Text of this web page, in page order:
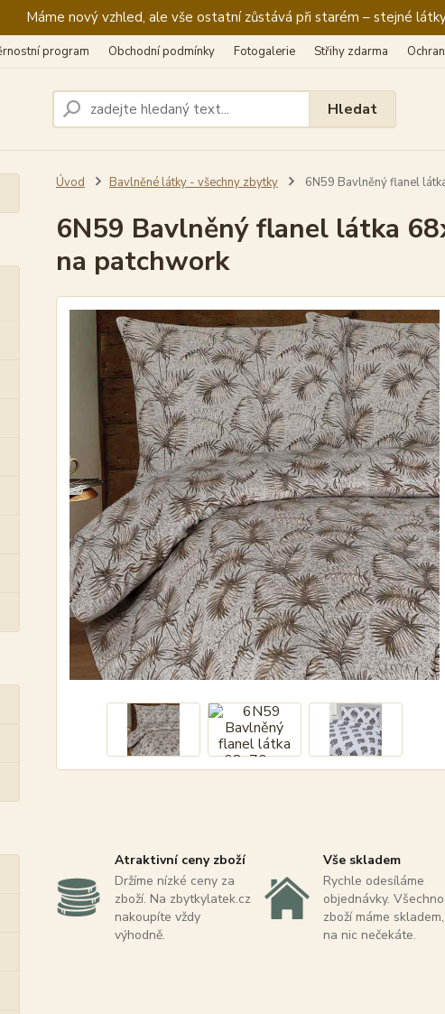
Máme nový vzhled, ale vše ostatní zůstává při starém – stejné
program Obchodní podmínky Fotogalerie Střihy zdarma
Hledat
Úvod Bavlněné látky - všechny zbytky 6N59 Bavlněný flanel
6N59 Bavlněný flanel látka
na patchwork
Atraktivní ceny zboží
Držíme nízké ceny za
zboží. Na zbytkylatek.cz
nakoupíte vždy
výhodně.
Vše skladem
Rychle odesíláme
objednávky. Všechno
zboží máme skladem,
na nic nečekáte.